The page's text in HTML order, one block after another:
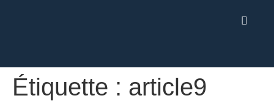
Étiquette : article9